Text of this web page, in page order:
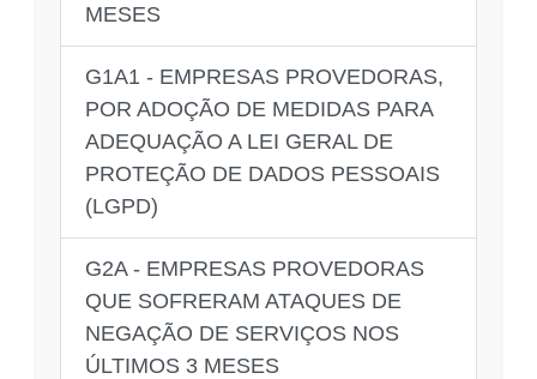
MESES
G1A1 - EMPRESAS PROVEDORAS,
POR ADOÇÃO DE MEDIDAS PARA
ADEQUAÇÃO A LEI GERAL DE
PROTEÇÃO DE DADOS PESSOAIS
(LGPD)
G2A - EMPRESAS PROVEDORAS
QUE SOFRERAM ATAQUES DE
NEGAÇÃO DE SERVIÇOS NOS
ÚLTIMOS 3 MESES